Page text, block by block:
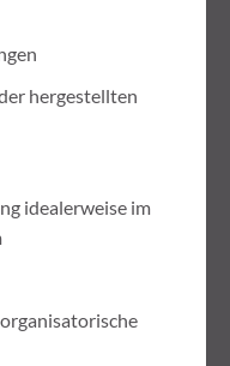
hergestellten
idealerweise im